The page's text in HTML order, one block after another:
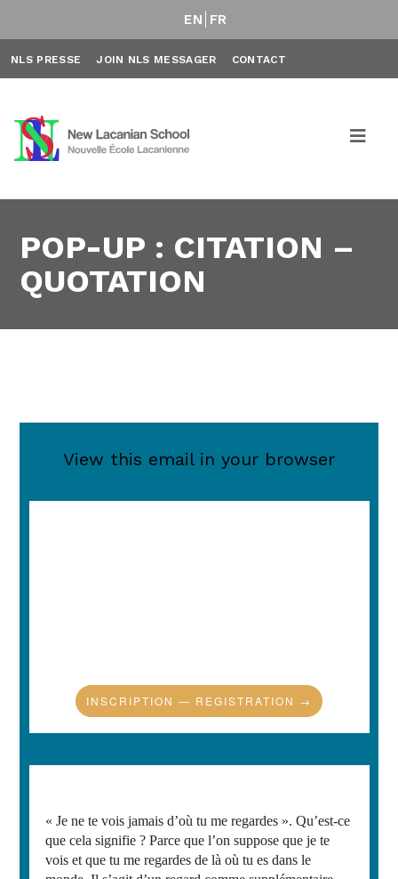
EN FR
NLS PRESSE JOIN NLS MESSAGER CONTACT
POP-UP : CITATION –
QUOTATION
View this email in your browser
INSCRIPTION — REGISTRATION →
« Je ne te vois jamais d’où tu me regardes ». Qu’est-ce
que cela signifie ? Parce que l’on suppose que je te
vois et que tu me regardes de là où tu es dans le